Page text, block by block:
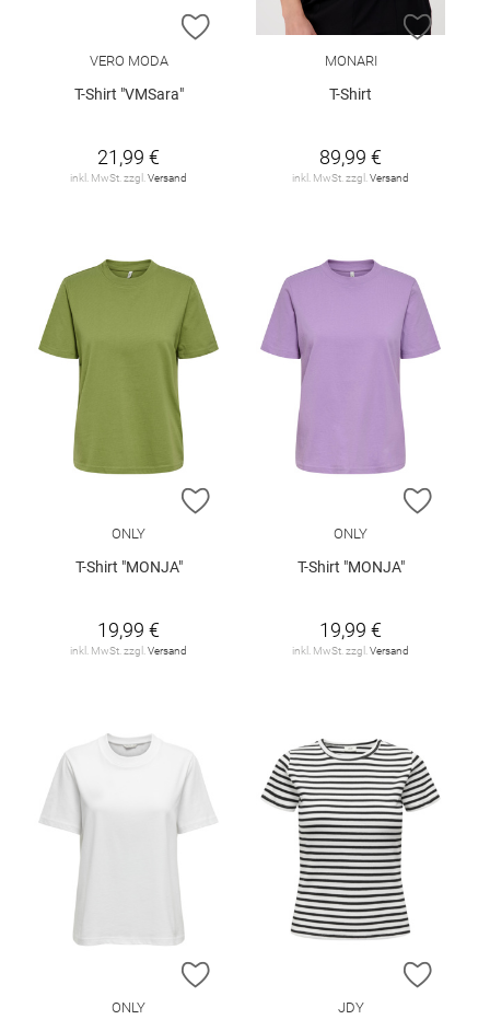
ZUR WUNSCHLISTE HINZUFÜGEN
VERO MODA
T-Shirt "VMSara"
21,99 €
inkl. MwSt. zzgl. Versand
ZUR
MONARI
T-Shirt
89,99 €
inkl. MwSt. zzgl. Versand
ZUR WUNSCHLISTE HINZUFÜGEN
ONLY
T-Shirt "MONJA"
19,99 €
inkl. MwSt. zzgl.Versand
ZUR
ONLY
T-Shirt "MONJA"
19,99 €
inkl. MwSt. zzgl.Versand
ZUR WUNSCHLISTE HINZUFÜGEN
ONLY
ZUR
JDY